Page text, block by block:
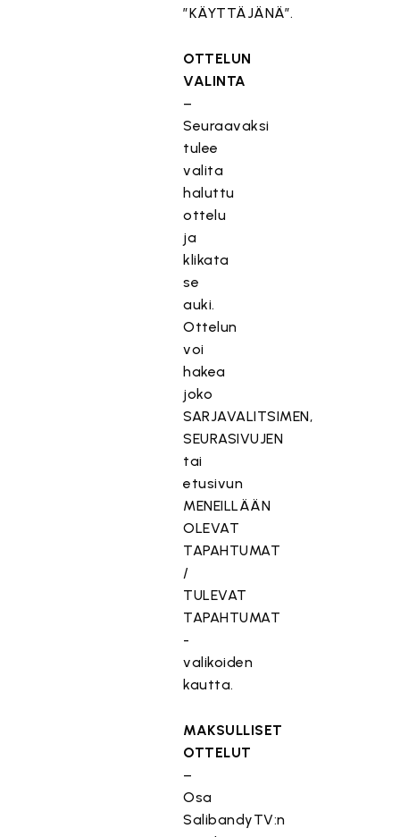
”KÄYTTÄJÄNÄ”.
OTTELUN
VALINTA
–
Seuraavaksi
tulee
valita
haluttu
ottelu
ja
klikata
se
auki.
Ottelun
voi
hakea
joko
SARJAVALITSIMEN,
SEURASIVUJEN
tai
etusivun
MENEILLÄÄN
OLEVAT
TAPAHTUMAT
/
TULEVAT
TAPAHTUMAT
-
valikoiden
kautta.
MAKSULLISET
OTTELUT
–
Osa
SalibandyTV:n